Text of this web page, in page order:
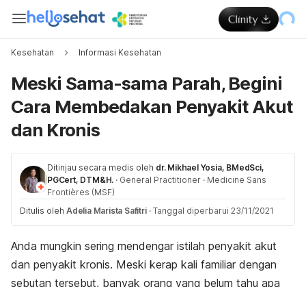
Kesehatan Informasi Kesehatan
Meski Sama-sama Parah, Begini
Cara Membedakan Penyakit Akut
dan Kronis
Ditinjau secara medis oleh dr. Mikhael Yosia, BMedSci,
PGCert, DTM&H. · General Practitioner · Medicine Sans
Frontières (MSF)
Ditulis oleh Adelia Marista Safitri · Tanggal diperbarui 23/11/2021
Anda mungkin sering mendengar istilah penyakit akut
dan penyakit kronis. Meski kerap kali familiar dengan
sebutan tersebut, banyak orang yang belum tahu apa